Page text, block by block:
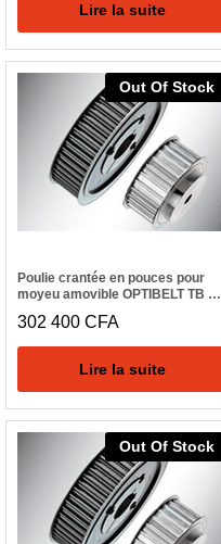
Lire la suite
Out Of Stock
Poulie crantée en pouces pour
moyeu amovible OPTIBELT TB 60
302 400 CFA
Lire la suite
Out Of Stock